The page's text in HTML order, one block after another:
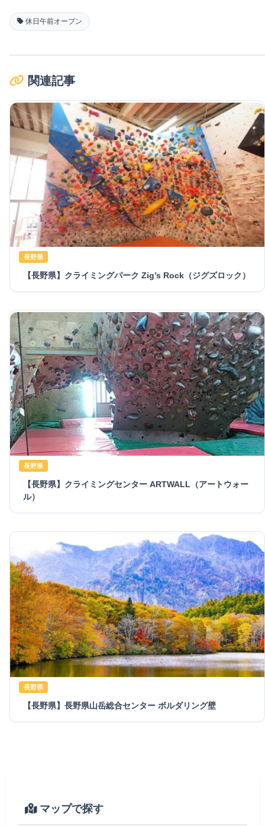
休日午前オープン
関連記事
長野県
【長野県】クライミングパーク Zig’s Rock（ジグズロック）
長野県
【長野県】クライミングセンター ARTWALL（アートウォー
ル）
長野県
【長野県】長野県山岳総合センター ボルダリング壁
マップで探す